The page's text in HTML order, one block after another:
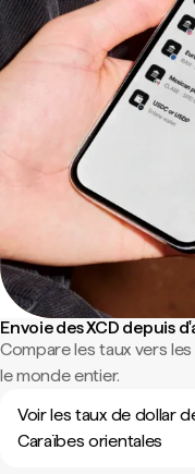
Envoie des XCD depuis
Compare les taux vers
le monde entier.
Voir les taux de dollar
Caraïbes orientales